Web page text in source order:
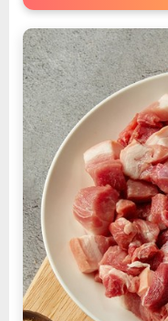
용
2kg
(400g
x
5
팩)
–
건
강
한
한
끼
를
위